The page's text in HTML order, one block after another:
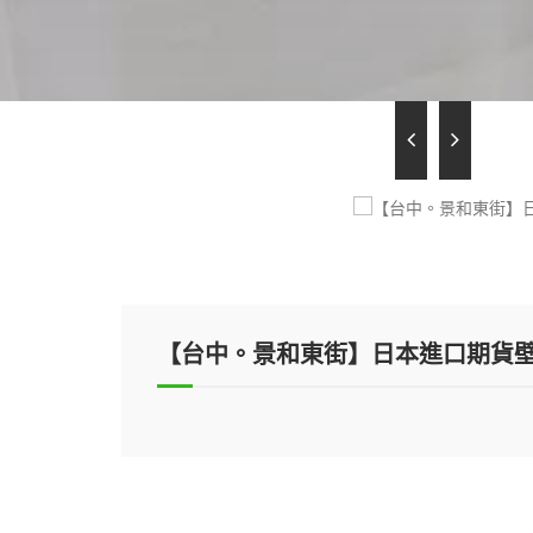
【台中。景和東街】日本進口期貨